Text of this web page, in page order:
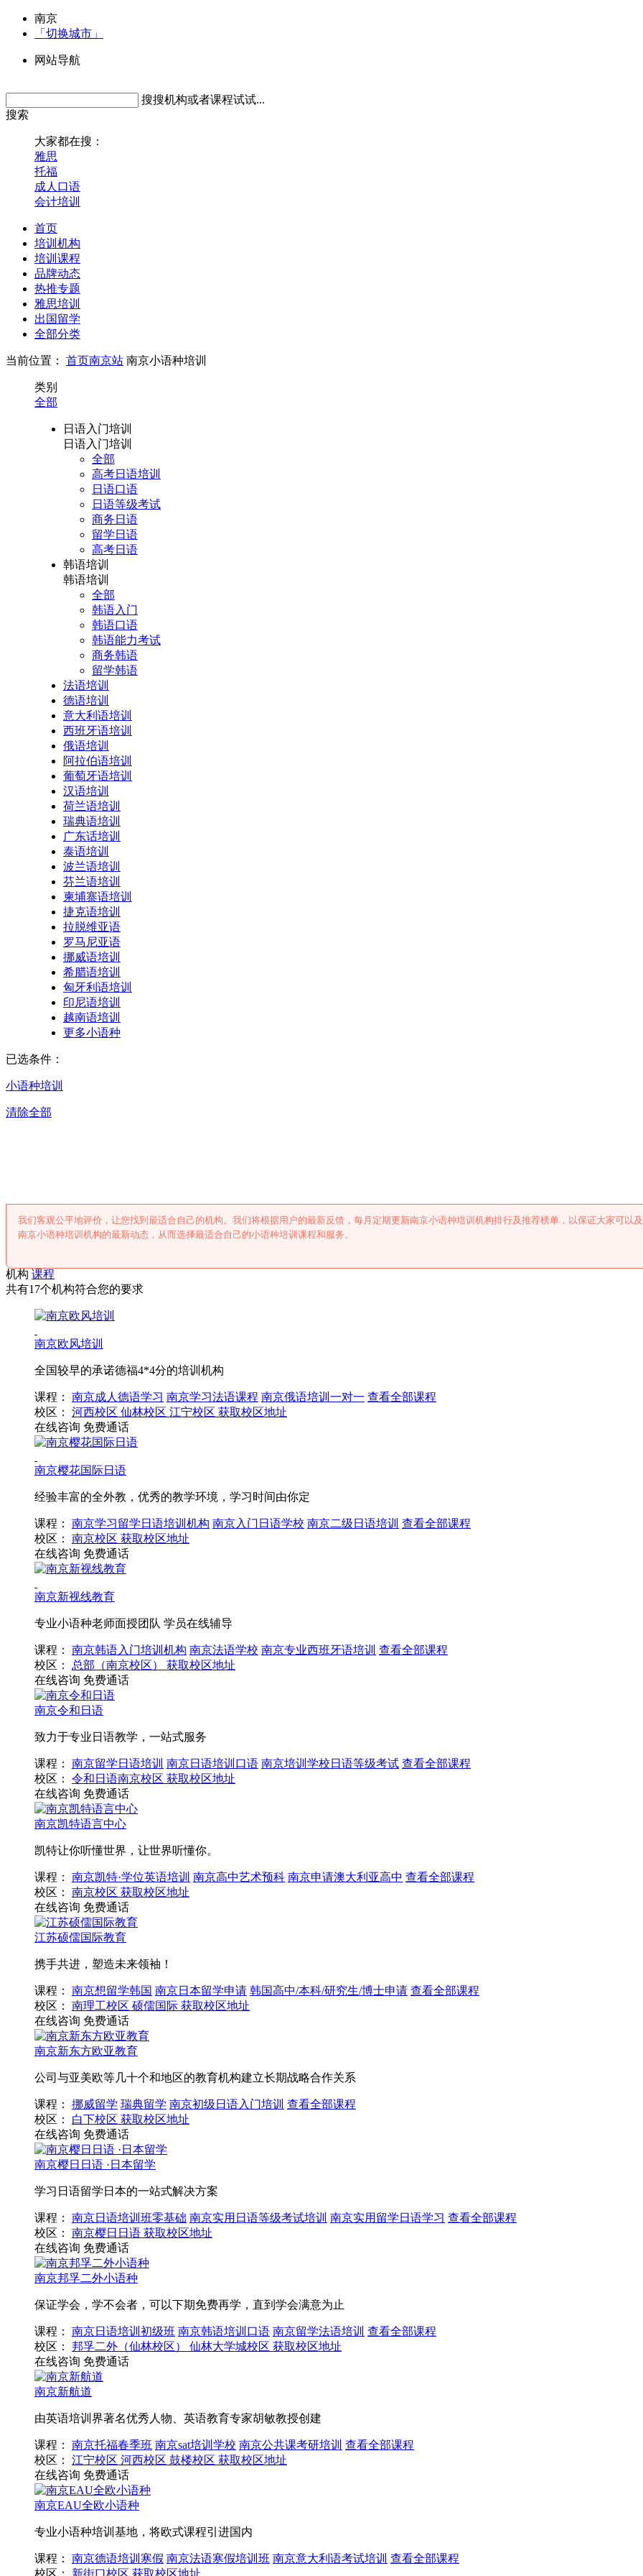
南京
「切换城市」
网站导航
搜搜机构或者课程试试...
搜索
大家都在搜：
雅思
托福
成人口语
会计培训
首页
培训机构
培训课程
品牌动态
热推专题
雅思培训
出国留学
全部分类
当前位置： 首页南京站 南京小语种培训
类别
全部
日语入门培训
日语入门培训
全部
高考日语培训
日语口语
日语等级考试
商务日语
留学日语
高考日语
韩语培训
韩语培训
全部
韩语入门
韩语口语
韩语能力考试
商务韩语
留学韩语
法语培训
德语培训
意大利语培训
西班牙语培训
俄语培训
阿拉伯语培训
葡萄牙语培训
汉语培训
荷兰语培训
瑞典语培训
广东话培训
泰语培训
波兰语培训
芬兰语培训
柬埔寨语培训
捷克语培训
拉脱维亚语
罗马尼亚语
挪威语培训
希腊语培训
匈牙利语培训
印尼语培训
越南语培训
更多小语种
已选条件：
小语种培训
清除全部
我们客观公平地评价，让您找到最适合自己的机构。我们将根据用户的最新反馈，每月定期更新南京小语种培训机构排行及推荐榜单，以保证大家可以
南京小语种培训机构的最新动态，从而选择最适合自己的小语种培训课程和服务。
机构 课程
共有17个机构符合您的要求
南京欧风培训
全国较早的承诺德福4*4分的培训机构
课程： 南京成人德语学习 南京学习法语课程 南京俄语培训一对一 查看全部课程
校区：
河西校区 仙林校区 江宁校区 获取校区地址
在线咨询 免费通话
南京樱花国际日语
经验丰富的全外教，优秀的教学环境，学习时间由你定
课程： 南京学习留学日语培训机构 南京入门日语学校 南京二级日语培训 查看全部课程
校区：
南京校区 获取校区地址
在线咨询 免费通话
南京新视线教育
专业小语种老师面授团队 学员在线辅导
课程： 南京韩语入门培训机构 南京法语学校 南京专业西班牙语培训 查看全部课程
校区：
总部（南京校区）
获取校区地址
在线咨询 免费通话
南京令和日语
致力于专业日语教学，一站式服务
课程： 南京留学日语培训 南京日语培训口语 南京培训学校日语等级考试 查看全部课程
校区：
令和日语南京校区 获取校区地址
在线咨询 免费通话
南京凯特语言中心
凯特让你听懂世界，让世界听懂你。
课程： 南京凯特·学位英语培训 南京高中艺术预科 南京申请澳大利亚高中 查看全部课程
校区：
南京校区 获取校区地址
在线咨询 免费通话
江苏硕儒国际教育
携手共进，塑造未来领袖！
课程： 南京想留学韩国 南京日本留学申请 韩国高中/本科/研究生/博士申请 查看全部课程
校区：
南理工校区 硕儒国际 获取校区地址
在线咨询 免费通话
南京新东方欧亚教育
公司与亚美欧等几十个和地区的教育机构建立长期战略合作关系
课程： 挪威留学 瑞典留学 南京初级日语入门培训 查看全部课程
校区：
白下校区 获取校区地址
在线咨询 免费通话
南京樱日日语 ·日本留学
学习日语留学日本的一站式解决方案
课程： 南京日语培训班零基础 南京实用日语等级考试培训 南京实用留学日语学习 查看全部课程
校区：
南京樱日日语 获取校区地址
在线咨询 免费通话
南京邦孚二外小语种
保证学会，学不会者，可以下期免费再学，直到学会满意为止
课程： 南京日语培训初级班 南京韩语培训口语 南京留学法语培训 查看全部课程
校区：
邦孚二外（仙林校区） 仙林大学城校区 获取校区地址
在线咨询 免费通话
南京新航道
由英语培训界著名优秀人物、英语教育专家胡敏教授创建
课程： 南京托福春季班 南京sat培训学校 南京公共课考研培训 查看全部课程
校区：
江宁校区 河西校区 鼓楼校区 获取校区地址
在线咨询 免费通话
南京EAU全欧小语种
专业小语种培训基地，将欧式课程引进国内
课程： 南京德语培训寒假 南京法语寒假培训班 南京意大利语考试培训 查看全部课程
校区：
新街口校区 获取校区地址